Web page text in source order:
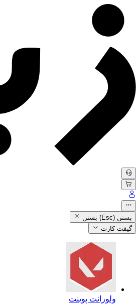
بستن (Esc)
بستن
گیفت کارت
ولورانت پوینت